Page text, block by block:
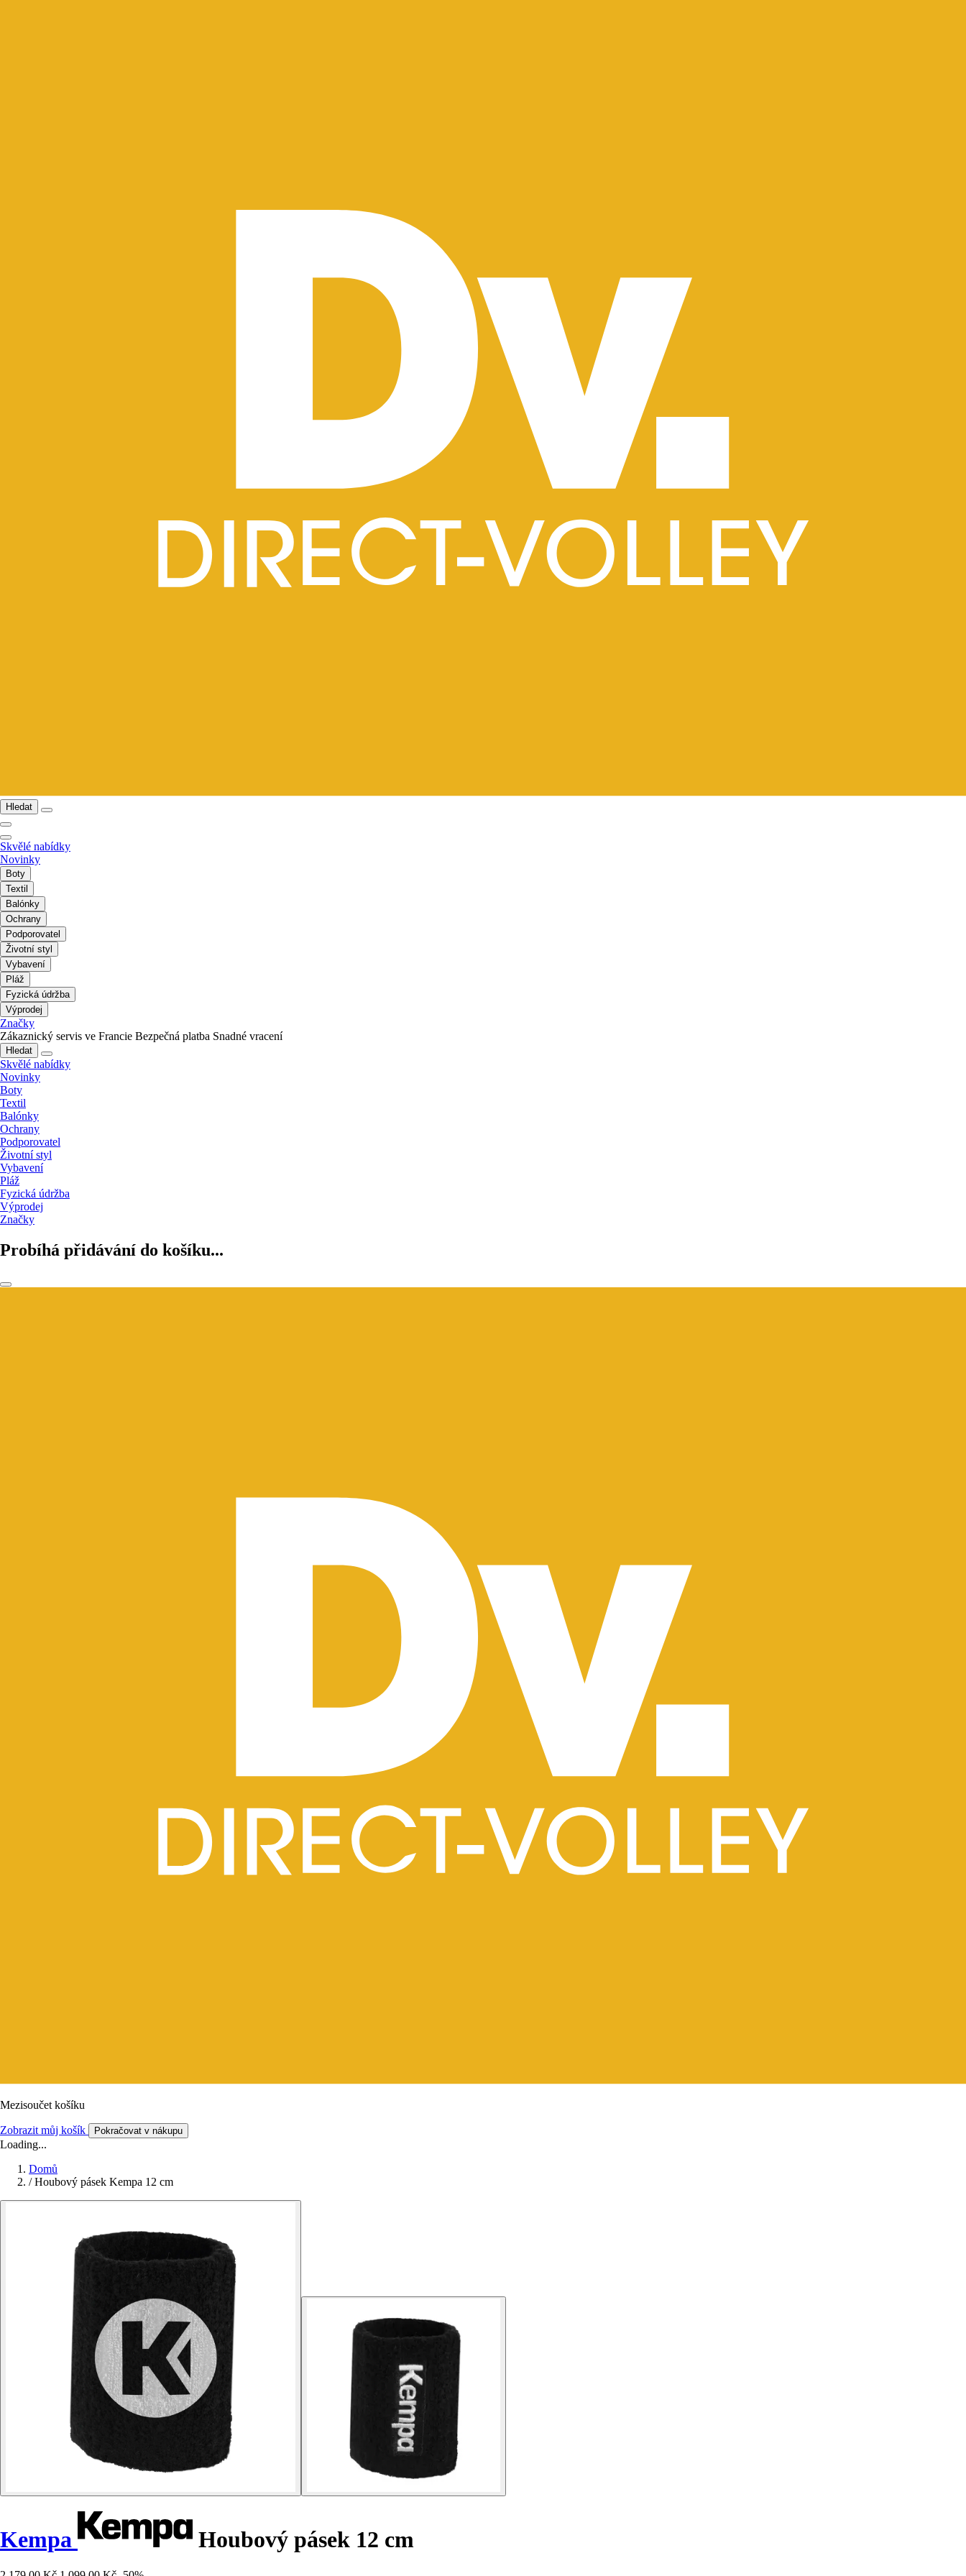
Hledat
Skvělé nabídky
Novinky
Boty
Textil
Balónky
Ochrany
Podporovatel
Životní styl
Vybavení
Pláž
Fyzická údržba
Výprodej
Značky
Zákaznický servis ve Francie Bezpečná platba Snadné vracení
Hledat
Skvělé nabídky
Novinky
Boty
Textil
Balónky
Ochrany
Podporovatel
Životní styl
Vybavení
Pláž
Fyzická údržba
Výprodej
Značky
Probíhá přidávání do košíku...
Mezisoučet košíku
Zobrazit můj košík Pokračovat v nákupu
Loading...
Domů
/ Houbový pásek Kempa 12 cm
Kempa Houbový pásek 12 cm